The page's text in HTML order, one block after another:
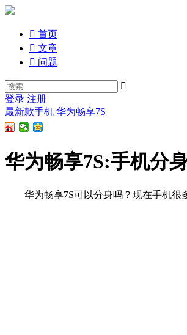
 首页
 文章
 问题

登录 注册
最新款手机 华为畅享7S
华为畅享7S:手机分
华为畅享7S可以分身吗？现在手机很多